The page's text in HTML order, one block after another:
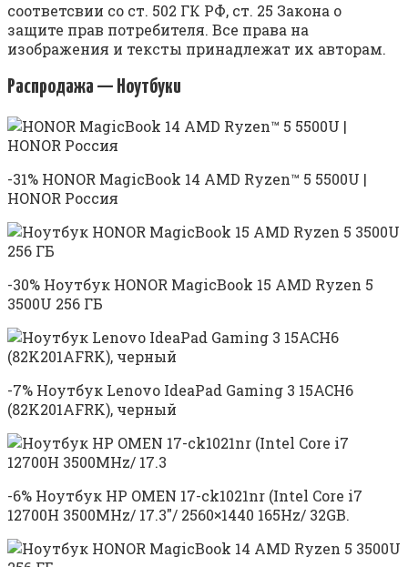
соответсвии со ст. 502 ГК РФ, ст. 25 Закона о
защите прав потребителя. Все права на
изображения и тексты принадлежат их авторам.
Распродажа — Ноутбуки
-31% HONOR MagicBook 14 AMD Ryzen™ 5 5500U |
HONOR Россия
-30% Ноутбук HONOR MagicBook 15 AMD Ryzen 5
3500U 256 ГБ
-7% Ноутбук Lenovo IdeaPad Gaming 3 15ACH6
(82K201AFRK), черный
-6% Ноутбук HP OMEN 17-ck1021nr (Intel Core i7
12700H 3500MHz/ 17.3″/ 2560×1440 165Hz/ 32GB.